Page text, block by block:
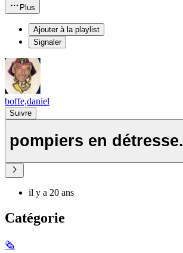
Plus
Ajouter à la playlist
Signaler
boffe,daniel
Suivre
pompiers en détresse.
il y a 20 ans
Catégorie
🗞